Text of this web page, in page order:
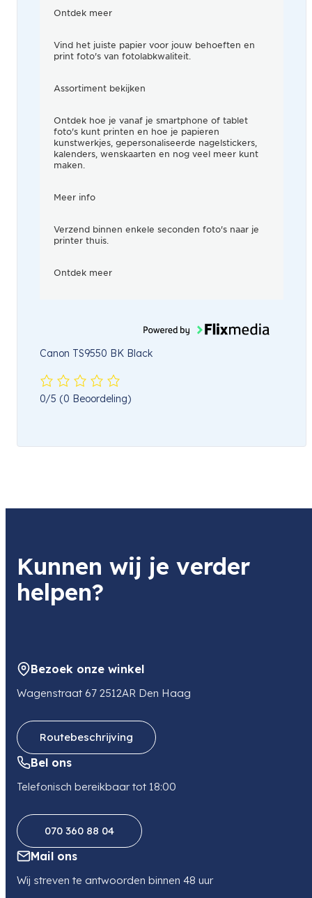
Ontdek meer
Vind het juiste papier voor jouw behoeften en
print foto's van fotolabkwaliteit.
Assortiment bekijken
Ontdek hoe je vanaf je smartphone of tablet
foto's kunt printen en hoe je papieren
kunstwerkjes, gepersonaliseerde nagelstickers,
kalenders, wenskaarten en nog veel meer kunt
maken.
Meer info
Verzend binnen enkele seconden foto's naar je
printer thuis.
Ontdek meer
Canon TS9550 BK Black
0/5 (0 Beoordeling)
Kunnen wij je verder
helpen?
Bezoek onze winkel
Wagenstraat 67 2512AR Den Haag
Routebeschrijving
Bel ons
Telefonisch bereikbaar tot 18:00
070 360 88 04
Mail ons
Wij streven te antwoorden binnen 48 uur